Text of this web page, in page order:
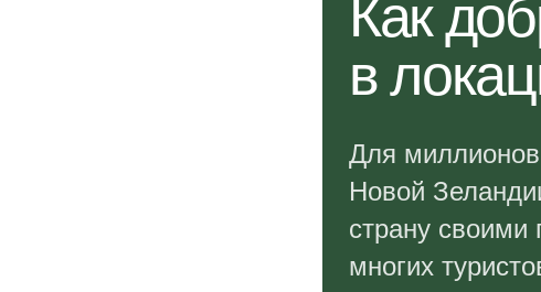
Как
в
Для
Новой
страну своими
многих